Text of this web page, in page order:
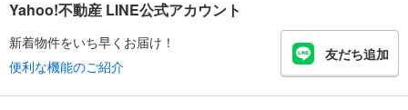
Yahoo!不動産 LINE公式アカウント
新着物件をいち早くお届け！
便利な機能のご紹介
友だち追加